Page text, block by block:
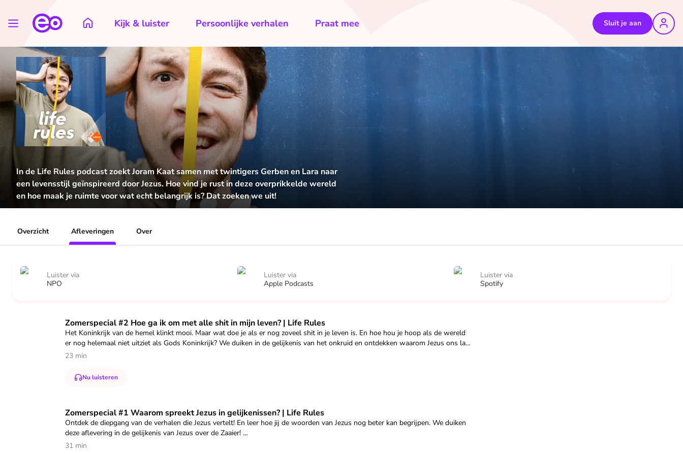
Kijk & luister Persoonlijke verhalen Praat mee Sluit je aan
In de Life Rules podcast zoekt Joram Kaat samen met twintigers Gerben en Lara naar
een levensstijl geïnspireerd door Jezus. Hoe vind je rust in deze overprikkelde wereld
en hoe maak je ruimte voor wat echt belangrijk is? Dat zoeken we uit!
Overzicht Afleveringen Over
Luister via
NPO
Luister via
Apple Podcasts
Luister via
Spotify
Zomerspecial #2 Hoe ga ik om met alle shit in mijn leven? | Life Rules
Het Koninkrijk van de hemel klinkt mooi. Maar wat doe je als er nog zoveel shit in je leven is. En hoe hou je hoop als de wereld
er nog helemaal niet uitziet als Gods Koninkrijk? We duiken in de gelijkenis van het onkruid en ontdekken waarom Jezus ons laat
verlangen naar meer.
Er is geen betere plek om tot rust te komen dan bij Jezus. Hij weet wat échte rust is. Deze zomer maken we ruimte voor Jezus.
Samen met Bart van Nes duiken we in de gelijkenissen van onze Meesterverteller Jezus en ontdekken we de nieuwe wereld
Het Life Rules boekenclub boek deze zomer is: De zaaier, de Koning en de erfgenaam. Je kan nog meedoen!
(https://chat.whatsapp.com/H3eoPtCGNF3I8QkRi5dRbE?s=cl&p=i&mlu=4&amv=0)
Heb jij een vraag voor de podcast? Mail ons via liferules@eo.nl of DM via @LifeRulesEO op Instagram.
23 min
Nu luisteren
Speel "Zomerspecial #2 Hoe ga ik om met alle shit in mijn leven? | Life Rules" af
Zomerspecial #1 Waarom spreekt Jezus in gelijkenissen? | Life Rules
Ontdek de diepgang van de verhalen die Jezus vertelt! En leer hoe jij de woorden van Jezus nog beter kan begrijpen. We duiken
deze aflevering in de gelijkenis van Jezus over de Zaaier!
31 min
Speel "Zomerspecial #1 Waarom spreekt Jezus in gelijkenissen? | Life Rules" af